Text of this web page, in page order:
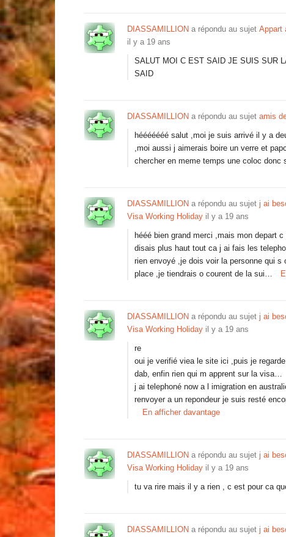
DIASSAMILLION a répondu au sujet Appart
il y a 19 ans
SALUT MOI C EST SAID JE SUIS SUR
SAID
DIASSAMILLION a répondu au sujet amis
hééééééé salut ,moi je suis arrivé il y a
,moi aussi j aimerais boire un verre et
chercher en meme temps une coloc
DIASSAMILLION a répondu au sujet j ai
Visa Working Holiday il y a 19 ans
hééé bien grand merci ,mais mon depart
disais plus haut tout ca j ai fais les
rien envoyé ,je dois voir la personne qui
place ,je tiendrais o courent de la sui…
DIASSAMILLION a répondu au sujet j ai
Visa Working Holiday il y a 19 ans
re
oui je verifié viea le site ici ,puis je
dab, enfin rien qui m apprent sur la visa…
j ai telephoné now a l imigration en
renvoyer a un repondeur je suis resté
En afficher davantage
DIASSAMILLION a répondu au sujet j ai
Visa Working Holiday il y a 19 ans
tu va rire mais il y a rien , c est pour ca
DIASSAMILLION a répondu au sujet j ai